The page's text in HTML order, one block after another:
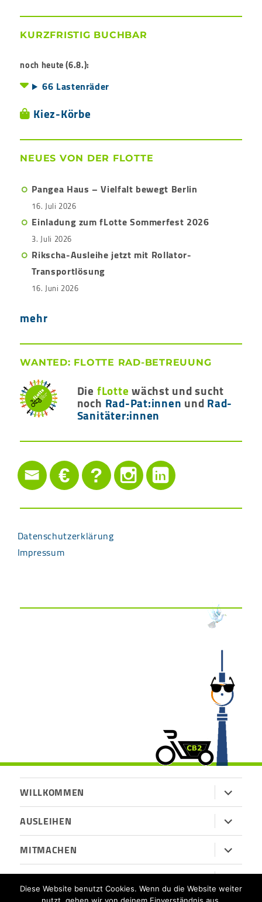
KURZFRISTIG BUCHBAR
noch heute (6.8.):
66 Lastenräder
Kiez-Körbe
NEUES VON DER FLOTTE
Pangea Haus – Vielfalt bewegt Berlin
16. Juli 2026
Einladung zum fLotte Sommerfest 2026
3. Juli 2026
Rikscha-Ausleihe jetzt mit Rollator-
Transportlösung
16. Juni 2026
mehr
WANTED: FLOTTE RAD-BETREUUNG
DiefLottewächst und sucht
noch Rad-Pat:innenundRad-
Sanitäter:innen
€ ?
Datenschutzerklärung
Impressum
WILLKOMMEN
öffnen
AUSLEIHEN
öffnen
MITMACHEN
öffnen
ÜBER UNS
öffnen
Diese Website benutzt Cookies. Wenn du die Website weiter